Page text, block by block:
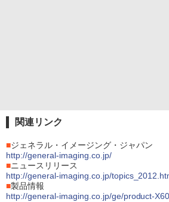
関連リンク
■ジェネラル・イメージング・ジャパン
http://general-imaging.co.jp/
■ニュースリリース
http://general-imaging.co.jp/
■製品情報
http://general-imaging.co.jp/ge/product-